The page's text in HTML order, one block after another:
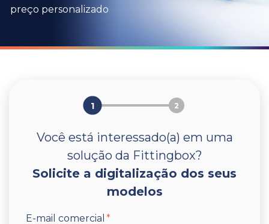
preço personalizado
1 2
Você está interessado(a) em uma
solução da Fittingbox?
Solicite a digitalização dos seus
modelos
E-mail comercial *